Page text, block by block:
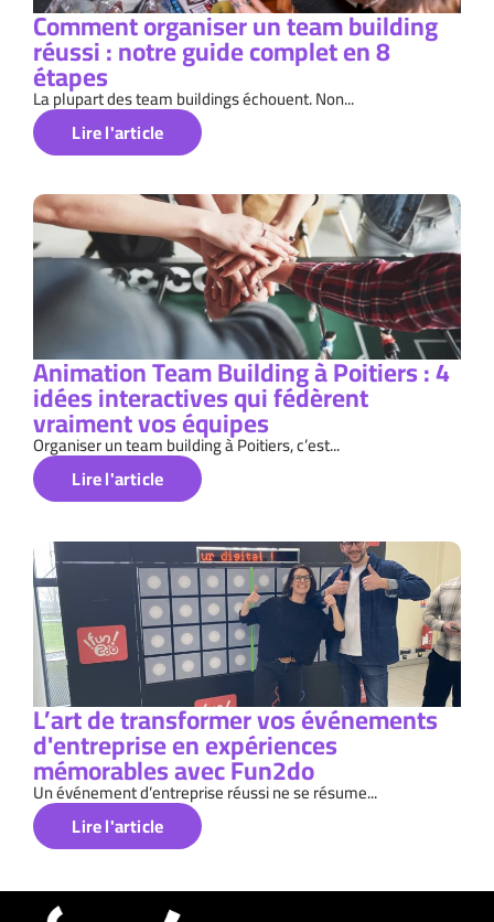
Comment organiser un team building
réussi : notre guide complet en 8
étapes
La plupart des team buildings échouent. Non...
Lire l'article
Animation Team Building à Poitiers : 4
idées interactives qui fédèrent
vraiment vos équipes
Organiser un team building à Poitiers, c’est...
Lire l'article
L’art de transformer vos événements
d'entreprise en expériences
mémorables avec Fun2do
Un événement d’entreprise réussi ne se résume...
Lire l'article